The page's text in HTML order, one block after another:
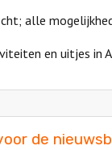
alle
en uitjes in
de